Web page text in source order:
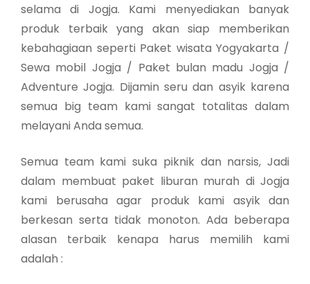
selama di Jogja. Kami menyediakan banyak
produk terbaik yang akan siap memberikan
kebahagiaan seperti Paket wisata Yogyakarta /
Sewa mobil Jogja / Paket bulan madu Jogja /
Adventure Jogja. Dijamin seru dan asyik karena
semua big team kami sangat totalitas dalam
melayani Anda semua.
Semua team kami suka piknik dan narsis, Jadi
dalam membuat paket liburan murah di Jogja
kami berusaha agar produk kami asyik dan
berkesan serta tidak monoton. Ada beberapa
alasan terbaik kenapa harus memilih kami
adalah :